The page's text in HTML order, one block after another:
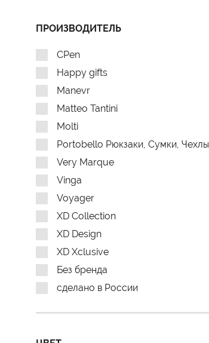
ПРОИЗВОДИТЕЛЬ
CPen
Happy gifts
Manevr
Matteo Tantini
Molti
Portobello Рюкзаки, Сумки, Чехлы
Very Marque
Vinga
Voyager
XD Collection
XD Design
XD Xclusive
Без бренда
сделано в России